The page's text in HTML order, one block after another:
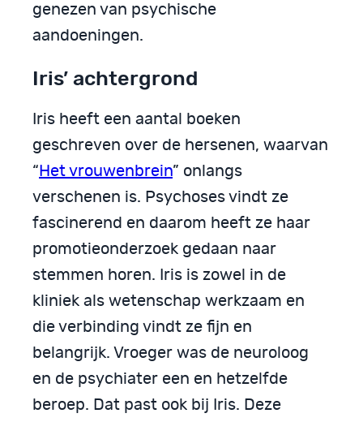
genezen van psychische
aandoeningen.
Iris’ achtergrond
Iris heeft een aantal boeken
geschreven over de hersenen, waarvan
“ Het vrouwenbrein” onlangs
verschenen is. Psychoses vindt ze
fascinerend en daarom heeft ze haar
promotieonderzoek gedaan naar
stemmen horen. Iris is zowel in de
kliniek als wetenschap werkzaam en
die verbinding vindt ze fijn en
belangrijk. Vroeger was de neuroloog
en de psychiater een en hetzelfde
beroep. Dat past ook bij Iris. Deze